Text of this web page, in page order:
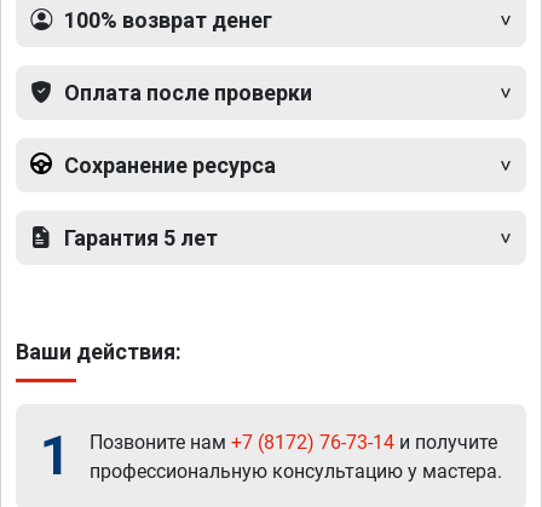
100% возврат денег
Оплата после проверки
Сохранение ресурса
Гарантия 5 лет
Ваши действия:
1 Позвоните нам +7 (8172) 76-73-14 и получите
профессиональную консультацию у мастера.